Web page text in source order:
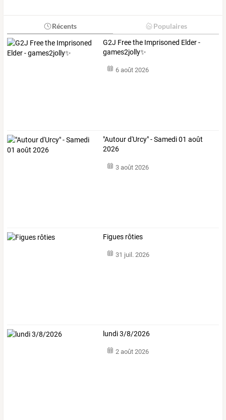
Récents Populaires
G2J Free the Imprisoned Elder -
games2jolly✨
6 août 2026
"Autour d'Urcy" - Samedi 01 août
2026
3 août 2026
Figues rôties
31 juil. 2026
lundi 3/8/2026
2 août 2026